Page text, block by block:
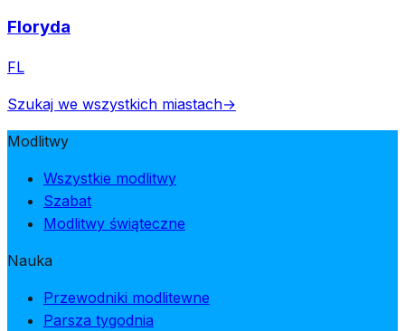
Floryda
FL
Szukaj we wszystkich miastach→
Modlitwy
Wszystkie modlitwy
Szabat
Modlitwy świąteczne
Nauka
Przewodniki modlitewne
Parsza tygodnia